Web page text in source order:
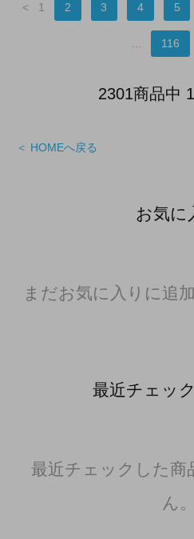
< 1 2 3 4 5
116
2301商品中
＜ HOMEへ戻る
お気に
まだお気に入りに追
最近チェッ
最近チェックした商
ん。